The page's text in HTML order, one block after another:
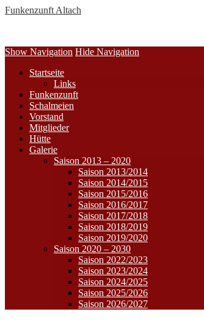
Funkenzunft Altach
Show Navigation Hide Navigation
Startseite
Links
Funkenzunft
Schalmeien
Vorstand
Mitglieder
Hütte
Galerie
Saison 2013 – 2020
Saison 2013/2014
Saison 2014/2015
Saison 2015/2016
Saison 2016/2017
Saison 2017/2018
Saison 2018/2019
Saison 2019/2020
Saison 2020 – 2030
Saison 2022/2023
Saison 2023/2024
Saison 2024/2025
Saison 2025/2026
Saison 2026/2027